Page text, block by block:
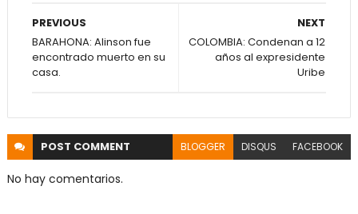
NEXT
COLOMBIA: Condenan a 12
años al expresidente
Uribe
PREVIOUS
BARAHONA: Alinson fue
encontrado muerto en su
casa.
POST COMMENT BLOGGER DISQUS FACEBOOK
No hay comentarios.